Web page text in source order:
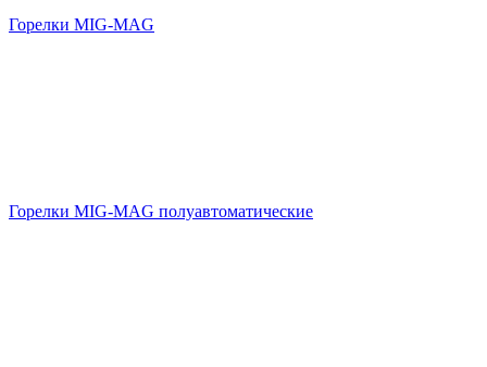
Горелки MIG-MAG
Горелки MIG-MAG полуавтоматические